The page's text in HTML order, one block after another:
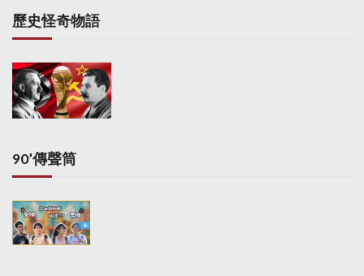
歷史怪奇物語
90’傳聲筒